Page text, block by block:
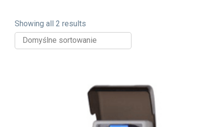
Showing all 2 results